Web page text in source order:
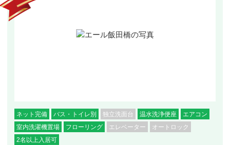
ネット完備 バス・トイレ別 独立洗面台 温水洗浄便座
エアコン
室内洗濯機置場
フローリング エレベーター
オートロック
2名以上入居可